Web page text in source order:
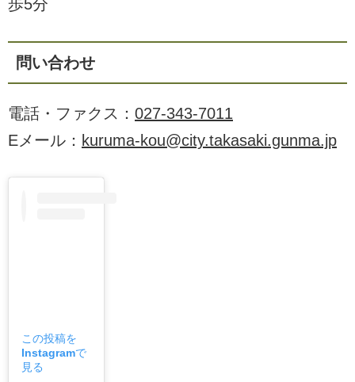
歩5分
問い合わせ
電話・ファクス： 027-343-7011
Eメール： kuruma-kou@city.takasaki.gunma.jp
この投稿を
Instagramで
見る